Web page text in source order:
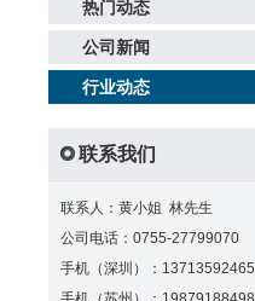
热门动态
公司新闻
行业动态
联系我们
联系人：黄小姐 林先生
公司电话：0755-27799070
手机（深圳）：13713592465